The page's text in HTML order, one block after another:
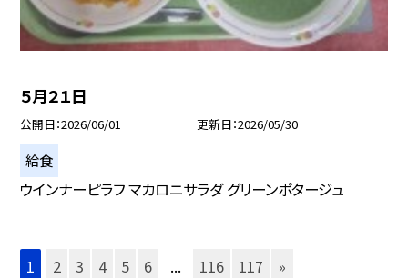
５月２１日
公開日 2026/06/01 更新日 2026/05/30
給食
ウインナーピラフ マカロニサラダ グリーンポタージュ
1 2 3 4 5 6 ... 116 117 »